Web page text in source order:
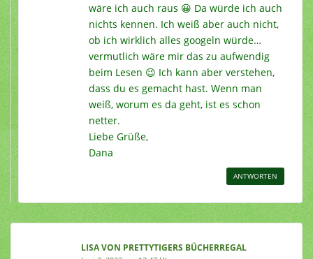
wäre ich auch raus 😀 Da würde ich auch
nichts kennen. Ich weiß aber auch nicht,
ob ich wirklich alles googeln würde…
vermutlich wäre mir das zu aufwendig
beim Lesen 😉 Ich kann aber verstehen,
dass du es gemacht hast. Wenn man
weiß, worum es da geht, ist es schon
netter.
Liebe Grüße,
Dana
ANTWORTEN
LISA VON PRETTYTIGERS BÜCHERREGAL